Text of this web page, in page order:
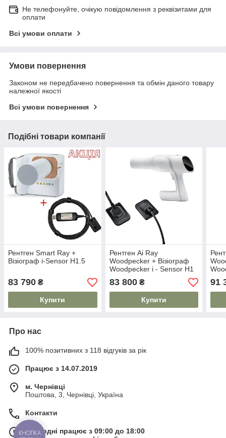
Не телефонуйте, очікую повідомлення з реквізитами для
оплати
Всі умови оплати
Умови повернення
Законом не передбачено повернення та обмін даного товару
належної якості
Всі умови повернення
Подібні товари компанії
Рентген Smart Ray +
Візіограф i-Sensor H1.5
83 790 ₴
Купити
Рентген Ai Ray
Woodpecker + Візіограф
Woodpecker i - Sensor H1
83 800₴
Купити
91
Про нас
100% позитивних з 118 відгуків за рік
Працює з 14.07.2019
м. Чернівці
Поштова, 3, Чернівці, Україна
Контакти
Сьогодні працює з 09:00 до 18:00
КНОПКА